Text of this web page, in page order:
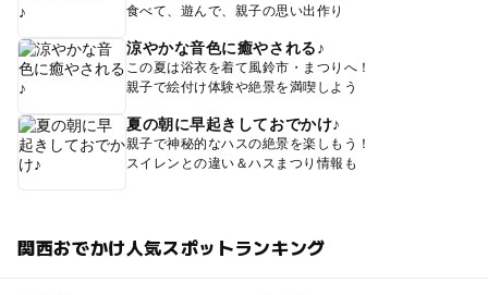
食べて、遊んで、親子の思い出作り
涼やかな音色に癒やされる♪
この夏は浴衣を着て風鈴市・まつりへ！
親子で絵付け体験や絶景を満喫しよう
夏の朝に早起きしておでかけ♪
親子で神秘的なハスの絶景を楽しもう！
スイレンとの違い＆ハスまつり情報も
関西おでかけ人気スポットランキング